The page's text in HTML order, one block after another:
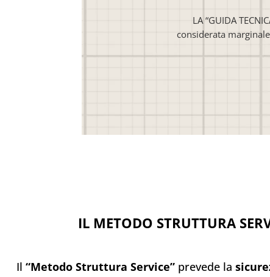
LA “GUIDA
considerata
IL METODO STRUTTURA
Il “Metodo Struttura Service” prevede la